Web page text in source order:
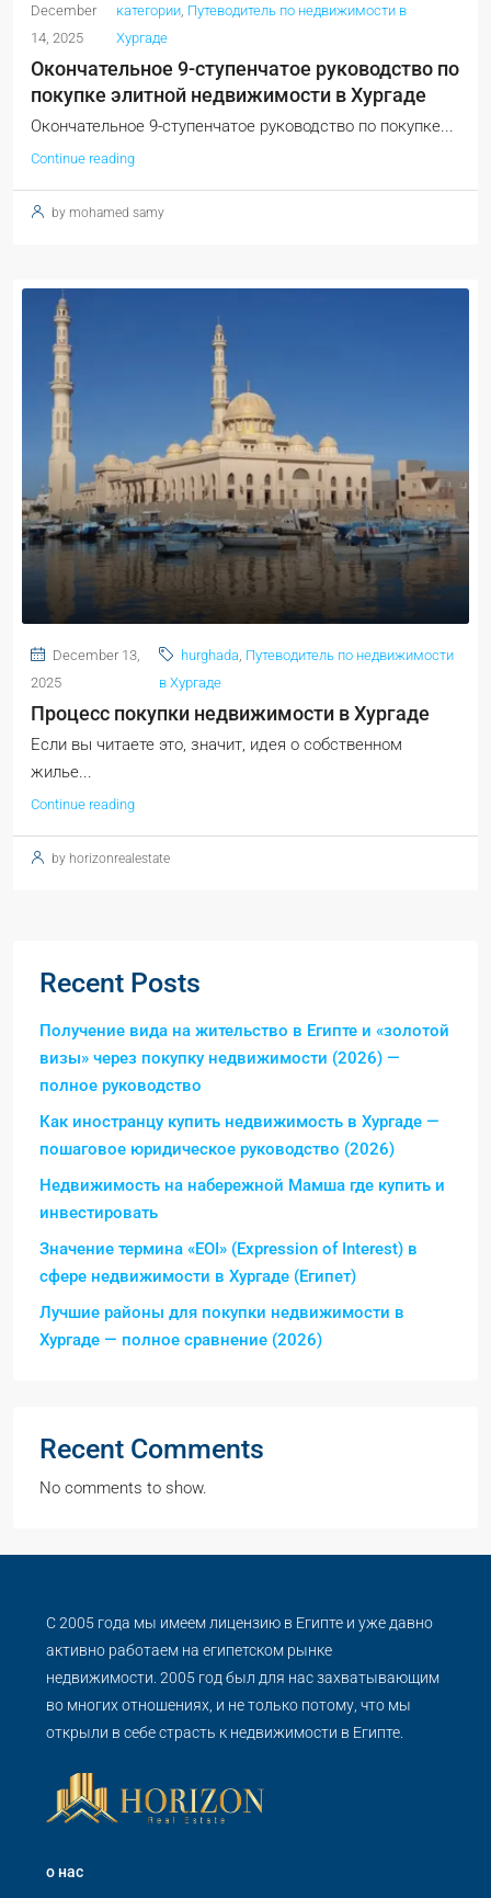
December
14, 2025
категории Путеводитель по недвижимости в
Хургаде
Окончательное 9-ступенчатое руководство по
покупке элитной недвижимости в Хургаде
Окончательное 9-ступенчатое руководство по покупке...
Continue reading
by mohamed samy
December 13,
2025
hurghada Путеводитель по недвижимости
в Хургаде
Процесс покупки недвижимости в Хургаде
Если вы читаете это, значит, идея о собственном
жилье...
Continue reading
by horizonrealestate
Recent Posts
Получение вида на жительство в Египте и «золотой
визы» через покупку недвижимости (2026) —
полное руководство
Как иностранцу купить недвижимость в Хургаде —
пошаговое юридическое руководство (2026)
Недвижимость на набережной Мамша где купить и
инвестировать
Значение термина «EOI» (Expression of Interest) в
сфере недвижимости в Хургаде (Египет)
Лучшие районы для покупки недвижимости в
Хургаде — полное сравнение (2026)
Recent Comments
No comments to show.
С 2005 года мы имеем лицензию в Египте и уже давно
активно работаем на египетском рынке
недвижимости. 2005 год был для нас захватывающим
во многих отношениях, и не только потому, что мы
открыли в себе страсть к недвижимости в Египте.
о нас